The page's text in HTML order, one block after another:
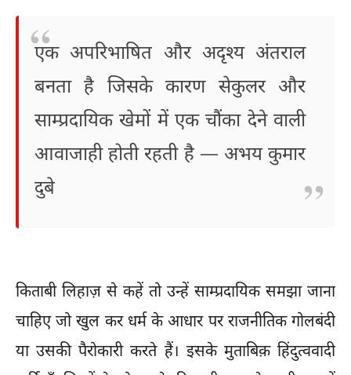
एक अपरिभाषित और अदृश्य अंतराल
बनता है जिसके कारण सेकुलर और
साम्प्रदायिक खेमों में एक चौंका देने वाली
आवाजाही होती रहती है — अभय कुमार
दुबे
किताबी लिहाज़ से कहें तो उन्हें साम्प्रदायिक समझा जाना
चाहिए जो खुल कर धर्म के आधार पर राजनीतिक गोलबंदी
या उसकी पैरोकारी करते हैं। इसके मुताबिक़ हिंदुत्ववादी